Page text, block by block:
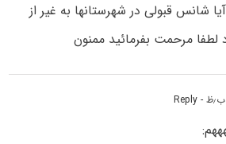
شانس قبولی در شهرستانها به غیر از
لطفا مرحمت بفرمائید ممنون
- Reply